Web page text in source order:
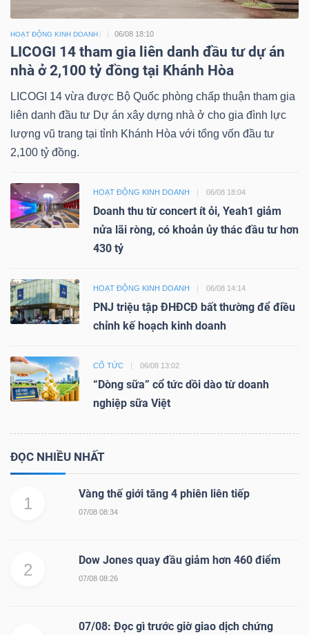
HOẠT ĐỘNG KINH DOANH 06/08 18:10
LICOGI 14 tham gia liên danh đầu tư dự án
nhà ở 2,100 tỷ đồng tại Khánh Hòa
LICOGI 14 vừa được Bộ Quốc phòng chấp thuận tham gia
liên danh đầu tư Dự án xây dựng nhà ở cho gia đình lực
lượng vũ trang tại tỉnh Khánh Hòa với tổng vốn đầu tư
2,100 tỷ đồng.
HOẠT ĐỘNG KINH DOANH 06/08 18:04
Doanh thu từ concert ít ỏi, Yeah1 giảm
nửa lãi ròng, có khoản ủy thác đầu tư hơn
430 tỷ
HOẠT ĐỘNG KINH DOANH 06/08 14:14
PNJ triệu tập ĐHĐCĐ bất thường để điều
chỉnh kế hoạch kinh doanh
CỔ TỨC 06/08 13:02
“Dòng sữa” cổ tức dồi dào từ doanh
nghiệp sữa Việt
ĐỌC NHIỀU NHẤT
1
Vàng thế giới tăng 4 phiên liên tiếp
07/08 08:34
2
Dow Jones quay đầu giảm hơn 460 điểm
07/08 08:26
07/08: Đọc gì trước giờ giao dịch chứng